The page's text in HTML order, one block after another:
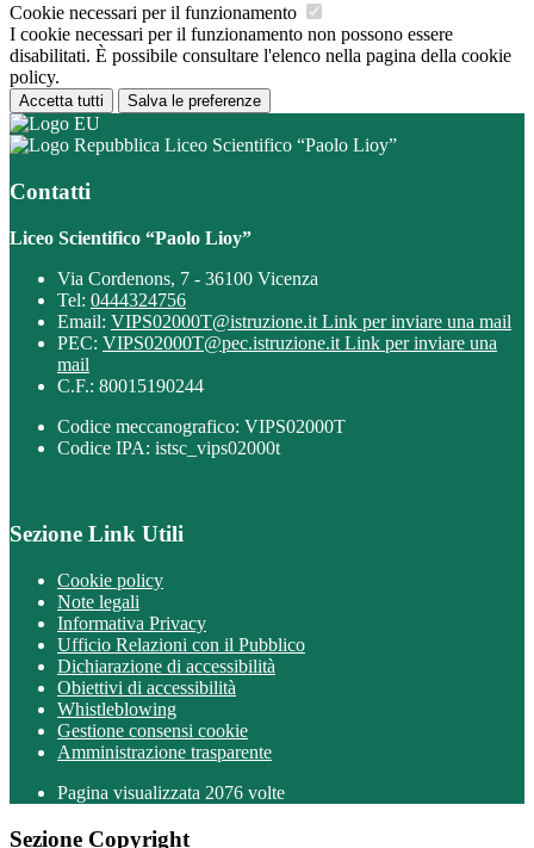
Cookie necessari per il funzionamento
I cookie necessari per il funzionamento non possono essere
disabilitati. È possibile consultare l'elenco nella pagina della cookie
policy.
Accetta tutti Salva le preferenze
Liceo Scientifico “Paolo Lioy”
Contatti
Liceo Scientifico “Paolo Lioy”
Via Cordenons, 7 - 36100 Vicenza
Tel: 0444324756
Email: VIPS02000T@istruzione.it Link per inviare una mail
PEC: VIPS02000T@pec.istruzione.it Link per inviare una
mail
C.F.: 80015190244
Codice meccanografico: VIPS02000T
Codice IPA: istsc_vips02000t
Sezione Link Utili
Cookie policy
Note legali
Informativa Privacy
Ufficio Relazioni con il Pubblico
Dichiarazione di accessibilità
Obiettivi di accessibilità
Whistleblowing
Gestione consensi cookie
Amministrazione trasparente
Pagina visualizzata 2076 volte
Sezione Copyright